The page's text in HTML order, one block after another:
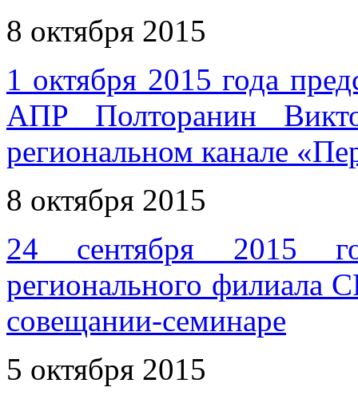
8 октября 2015
1 октября 2015 года
АПР Полторанин
региональном канале
8 октября 2015
24 сентября 2015
регионального
совещании-семинаре
5 октября 2015